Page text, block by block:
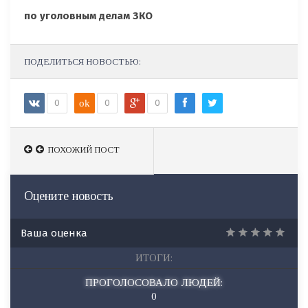
по уголовным делам ЗКО
ПОДЕЛИТЬСЯ НОВОСТЬЮ:
0 ok 0 0
ПОХОЖИЙ ПОСТ
ПОХОЖИЙ ПОСТ
Оцените новость
Ваша оценка
ИТОГИ:
ПРОГОЛОСОВАЛО ЛЮДЕЙ:
0